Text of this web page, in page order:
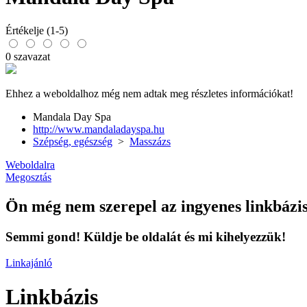
Értékelje (1-5)
0 szavazat
Ehhez a weboldalhoz még nem adtak meg részletes információkat!
Mandala Day Spa
http://www.mandaladayspa.hu
Szépség, egészség > Masszázs
Weboldalra
Megosztás
Ön még nem szerepel az ingyenes
Semmi gond! Küldje be oldalát és mi kihelyezzük!
Linkajánló
Linkbázis